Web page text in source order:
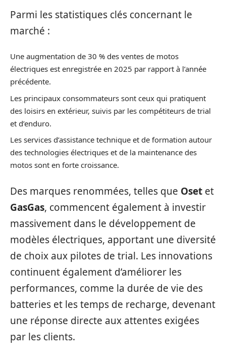
Parmi les statistiques clés concernant le
marché :
Une augmentation de 30 % des ventes de motos
électriques est enregistrée en 2025 par rapport à l’année
précédente.
Les principaux consommateurs sont ceux qui pratiquent
des loisirs en extérieur, suivis par les compétiteurs de trial
et d’enduro.
Les services d’assistance technique et de formation autour
des technologies électriques et de la maintenance des
motos sont en forte croissance.
Des marques renommées, telles que Oset et
GasGas, commencent également à investir
massivement dans le développement de
modèles électriques, apportant une diversité
de choix aux pilotes de trial. Les innovations
continuent également d’améliorer les
performances, comme la durée de vie des
batteries et les temps de recharge, devenant
une réponse directe aux attentes exigées
par les clients.